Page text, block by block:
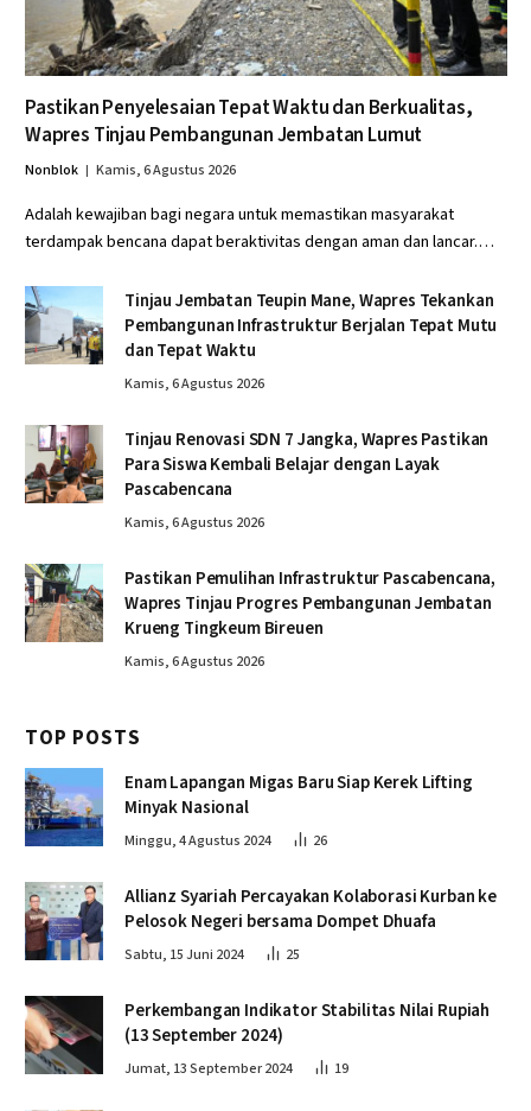
Pastikan Penyelesaian Tepat Waktu dan Berkualitas,
Wapres Tinjau Pembangunan Jembatan Lumut
Nonblok Kamis, 6 Agustus 2026
Adalah kewajiban bagi negara untuk memastikan masyarakat
terdampak bencana dapat beraktivitas dengan aman dan lancar.…
Tinjau Jembatan Teupin Mane, Wapres Tekankan
Pembangunan Infrastruktur Berjalan Tepat Mutu
dan Tepat Waktu
Kamis, 6 Agustus 2026
Tinjau Renovasi SDN 7 Jangka, Wapres Pastikan
Para Siswa Kembali Belajar dengan Layak
Pascabencana
Kamis, 6 Agustus 2026
Pastikan Pemulihan Infrastruktur Pascabencana,
Wapres Tinjau Progres Pembangunan Jembatan
Krueng Tingkeum Bireuen
Kamis, 6 Agustus 2026
TOP POSTS
Enam Lapangan Migas Baru Siap Kerek Lifting
Minyak Nasional
Minggu, 4 Agustus 2024 26
Allianz Syariah Percayakan Kolaborasi Kurban ke
Pelosok Negeri bersama Dompet Dhuafa
Sabtu, 15 Juni 2024 25
Perkembangan Indikator Stabilitas Nilai Rupiah
(13 September 2024)
Jumat, 13 September 2024 19